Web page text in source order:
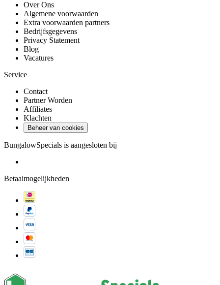
Over Ons
Algemene voorwaarden
Extra voorwaarden partners
Bedrijfsgegevens
Privacy Statement
Blog
Vacatures
Service
Contact
Partner Worden
Affiliates
Klachten
Beheer van cookies
BungalowSpecials is aangesloten bij
Betaalmogelijkheden